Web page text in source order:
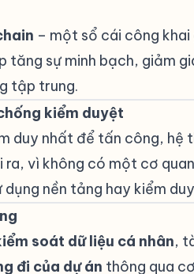
– một sổ cái công
tăng sự minh bạch, giảm
tập trung.
kiểm duyệt
duy nhất để tấn công, hệ
ra, vì không có một cơ
dụng nền tảng hay kiểm
soát dữ liệu cá nhân,
đi của dự án thông qua